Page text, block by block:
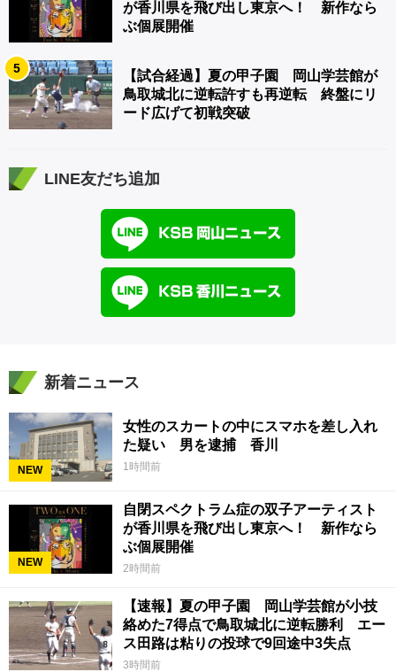
が香川県を飛び出し東京へ！ 新作なら
ぶ個展開催
5
【試合経過】夏の甲子園 岡山学芸館が
鳥取城北に逆転許すも再逆転 終盤にリ
ード広げて初戦突破
LINE友だち追加
新着ニュース
NEW
女性のスカートの中にスマホを差し入れ
た疑い 男を逮捕 香川
1時間前
NEW
自閉スペクトラム症の双子アーティスト
が香川県を飛び出し東京へ！ 新作なら
ぶ個展開催
2時間前
【速報】夏の甲子園 岡山学芸館が小技
絡めた7得点で鳥取城北に逆転勝利 エー
ス田路は粘りの投球で9回途中3失点
3時間前